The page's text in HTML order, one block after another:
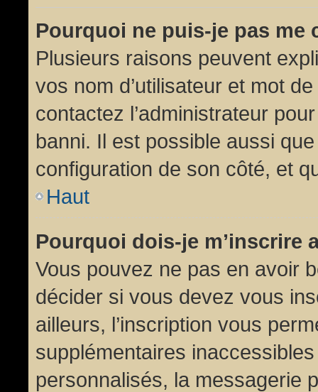
Pourquoi ne puis-je pas me
Plusieurs raisons peuvent
vos nom d’utilisateur et mot
contactez l’administrateur
banni. Il est possible aussi
configuration de son côté, et
Haut
Pourquoi dois-je m’inscrire
Vous pouvez ne pas en avoir
décider si vous devez vous
ailleurs, l’inscription vous
supplémentaires
personnalisés, la messagerie